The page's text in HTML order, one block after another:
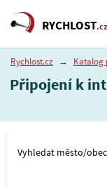
RYCHLOST.cz
Rychlost.cz → Katalog
Připojení k
Vyhledat město/